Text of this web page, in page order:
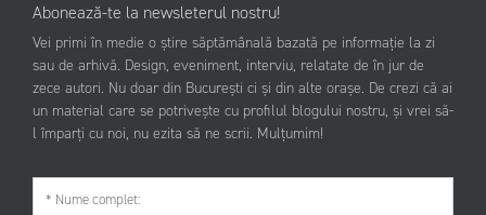
Abonează-te la newsleterul nostru!
Vei primi în medie o știre săptămânală bazată pe informație la zi
sau de arhivă. Design, eveniment, interviu, relatate de în jur de
zece autori. Nu doar din București ci și din alte orașe. De crezi că ai
un material care se potrivește cu profilul blogului nostru, și vrei să-
l împarți cu noi, nu ezita să ne scrii. Mulțumim!